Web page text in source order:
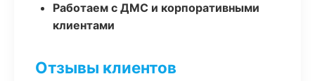
Работаем с ДМС и корпоративными
клиентами
Отзывы клиентов